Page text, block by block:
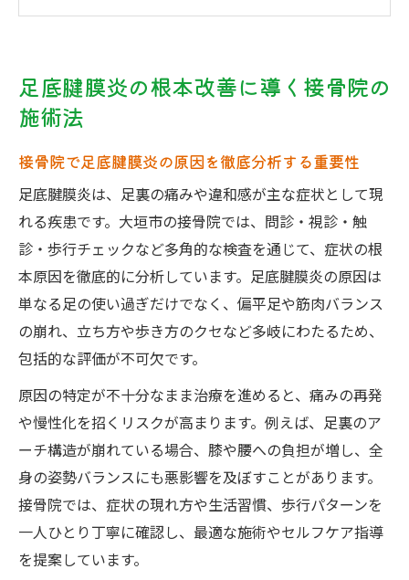
接骨院で筋肉バランスを整え足底腱膜炎を
歩行改善を目指す接骨院の根本的アプロー
チ法
偏平足がもたらす全身バランスへの影響を探る
偏平足が身体全体の姿勢に及ぼす深刻な影
響とは
接骨院でできる偏平足のバランス改善サポ
ート
足のアーチ低下が膝や腰に負担を与える理
由
日常生活の疲れや痛みと偏平足の関連性
接骨院が提案する歩行・体重移動の見直し
方
朝の足裏痛に悩む方へ接骨院でできる対策とは
朝の足裏痛と足底腱膜炎の関係性を接骨院
で解明
足底腱膜炎の根本改善に導く接骨院の
施術法
接骨院で足底腱膜炎の原因を徹底分析する重要性
足底腱膜炎は、足裏の痛みや違和感が主な症状として現
れる疾患です。大垣市の接骨院では、問診・視診・触
診・歩行チェックなど多角的な検査を通じて、症状の根
本原因を徹底的に分析しています。足底腱膜炎の原因は
単なる足の使い過ぎだけでなく、偏平足や筋肉バランス
の崩れ、立ち方や歩き方のクセなど多岐にわたるため、
包括的な評価が不可欠です。
原因の特定が不十分なまま治療を進めると、痛みの再発
や慢性化を招くリスクが高まります。例えば、足裏のア
ーチ構造が崩れている場合、膝や腰への負担が増し、全
身の姿勢バランスにも悪影響を及ぼすことがあります。
接骨院では、症状の現れ方や生活習慣、歩行パターンを
一人ひとり丁寧に確認し、最適な施術やセルフケア指導
を提案しています。